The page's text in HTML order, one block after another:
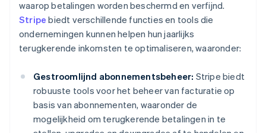
waarop betalingen worden beschermd en verfijnd.
Stripe biedt verschillende functies en tools die
ondernemingen kunnen helpen hun jaarlijks
terugkerende inkomsten te optimaliseren, waaronder:
Gestroomlijnd abonnementsbeheer: Stripe biedt
robuuste tools voor het beheer van facturatie op
basis van abonnementen, waaronder de
mogelijkheid om terugkerende betalingen in te